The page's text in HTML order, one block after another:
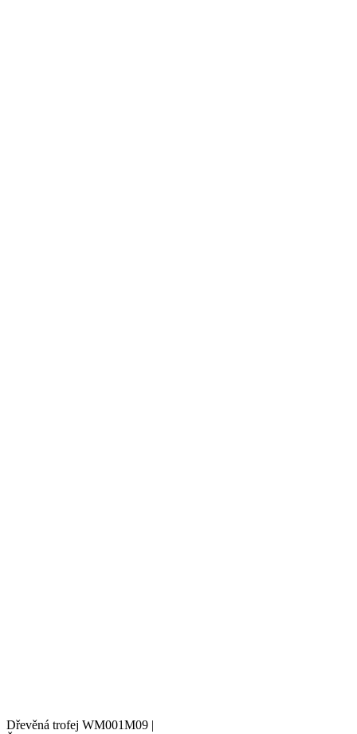
Dřevěná trofej WM001M09 |